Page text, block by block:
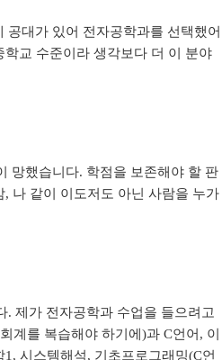
대가 있어 전자공학과를 선택했어
학교 수준이라 생각보다 더 이 분야
망했습니다. 학점을 보존해야 할 판
, 나 같이 이도저도 아닌 사람을 누가
. 제가 전자공학과 수업을 들으려고
계를 복습해야 하기에)과 C언어, 이
1, 시스템해석, 기초프로그래밍(C언